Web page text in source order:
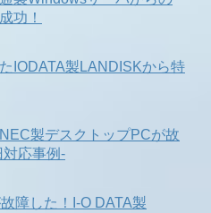
功！
IODATA製LANDISKから特
製デスクトップPCが故
対応事例-
障した！I-O DATA製